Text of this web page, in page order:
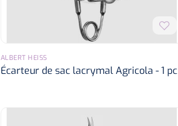
ALBERT HEISS
Écarteur de sac lacrymal Agricola - 1 pc